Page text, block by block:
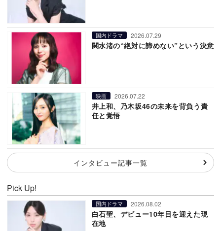
国内ドラマ 2026.07.29
関水渚の“絶対に諦めない”という決意
映画 2026.07.22
井上和、乃木坂46の未来を背負う責
任と覚悟
インタビュー記事一覧
Pick Up!
国内ドラマ 2026.08.02
白石聖、デビュー10年目を迎えた現
在地